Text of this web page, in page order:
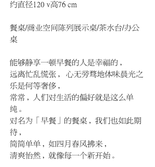
约直径120 v高76 cm
餐桌/商业空间陈列展示桌/茶水台/办公
桌
能够静享一顿早餐的人是幸福的，
远离忙乱慌张， 心无旁骛地体味晨光之
乐是何等奢侈，
常常，人们对生活的偏好就是这么单
纯。
对名为「早餐」的餐桌，我们也如此期
待，
简简单单，如四月春风拂来，
清爽怡然，就像每一个新开始。